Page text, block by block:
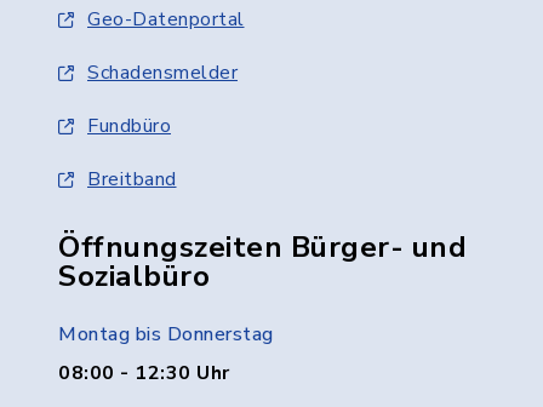
Geo-Datenportal
Schadensmelder
Fundbüro
Breitband
Öffnungszeiten Bürger- und
Sozialbüro
Montag bis Donnerstag
08:00 - 12:30 Uhr